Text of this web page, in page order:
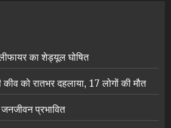
का शेड्यूल घोषित
को रातभर दहलाया, 17 लोगों की मौत
जनजीवन प्रभावित